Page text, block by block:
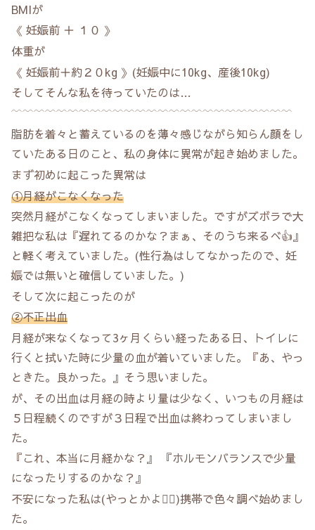
BMIが
《 妊娠前 ＋ １０ 》
体重が
《 妊娠前＋約２０kg 》(妊娠中に10kg、産後10kg)
そしてそんな私を待っていたのは…
‎﹋‎﹋‎﹋‎﹋‎﹋‎﹋‎﹋‎﹋‎﹋‎﹋‎﹋‎﹋‎﹋‎﹋‎﹋‎﹋‎﹋‎﹋‎﹋‎﹋‎‎﹋‎﹋‎﹋‎﹋‎﹋
脂肪を着々と蓄えているのを薄々感じながら知らん顔をし
ていたある日のこと、私の身体に異常が起き始めました。
まず初めに起こった異常は
①月経がこなくなった
突然月経がこなくなってしまいました。ですがズボラで大
雑把な私は『遅れてるのかな？まぁ、そのうち来るべ👍』
と軽く考えていました。(性行為はしてなかったので、妊
娠では無いと確信していました。)
そして次に起こったのが
②不正出血
月経が来なくなって3ヶ月くらい経ったある日、トイレに
行くと拭いた時に少量の血が着いていました。『あ、やっ
ときた。良かった。』そう思いました。
が、その出血は月経の時より量は少なく、いつもの月経は
５日程続くのですが３日程で出血は終わってしまいまし
た。
『これ、本当に月経かな？』 『ホルモンバランスで少量
になったりするのかな？』
不安になった私は(やっとかよ🤦‍♀️)携帯で色々調べ始めまし
た。